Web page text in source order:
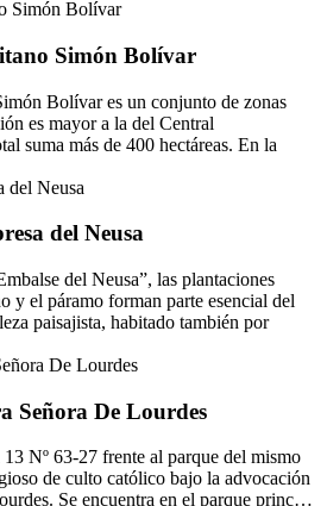
Simón Bolívar
Bolívar es un conjunto de zonas
es mayor a la del Central
suma más de 400 hectáreas. En la
del Neusa
del Neusa”, las plantaciones
y el páramo forman parte esencial del
paisajista, habitado también por
Señora De Lourdes
Nº 63-27 frente al parque del mismo
de culto católico bajo la advocación
Se encuentra en el parque princ…